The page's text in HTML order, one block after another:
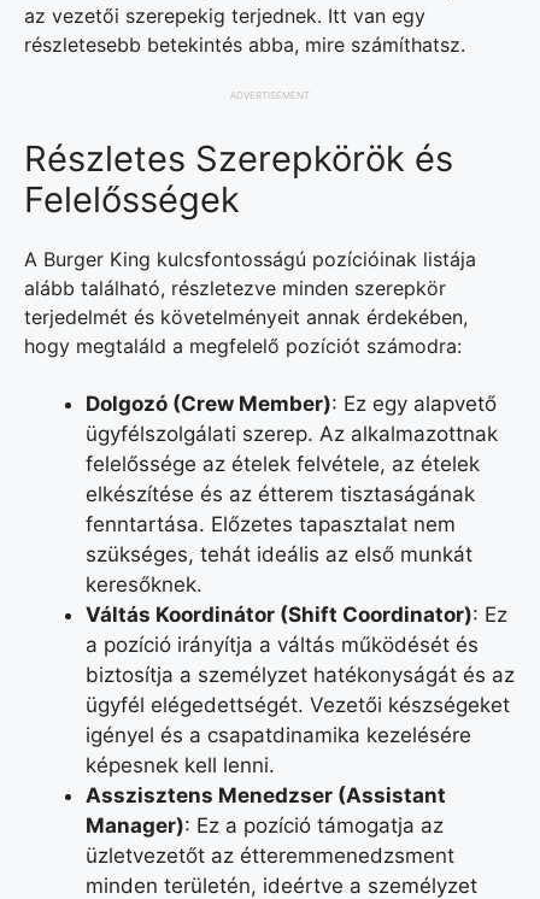
az vezetői szerepekig terjednek. Itt van egy
részletesebb betekintés abba, mire számíthatsz.
ADVERTISEMENT
Részletes Szerepkörök és
Felelősségek
A Burger King kulcsfontosságú pozícióinak listája
alább található, részletezve minden szerepkör
terjedelmét és követelményeit annak érdekében,
hogy megtaláld a megfelelő pozíciót számodra:
Dolgozó (Crew Member): Ez egy alapvető
ügyfélszolgálati szerep. Az alkalmazottnak
felelőssége az ételek felvétele, az ételek
elkészítése és az étterem tisztaságának
fenntartása. Előzetes tapasztalat nem
szükséges, tehát ideális az első munkát
keresőknek.
Váltás Koordinátor (Shift Coordinator): Ez
a pozíció irányítja a váltás működését és
biztosítja a személyzet hatékonyságát és az
ügyfél elégedettségét. Vezetői készségeket
igényel és a csapatdinamika kezelésére
képesnek kell lenni.
Asszisztens Menedzser (Assistant
Manager): Ez a pozíció támogatja az
üzletvezetőt az étteremmenedzsment
minden területén, ideértve a személyzet